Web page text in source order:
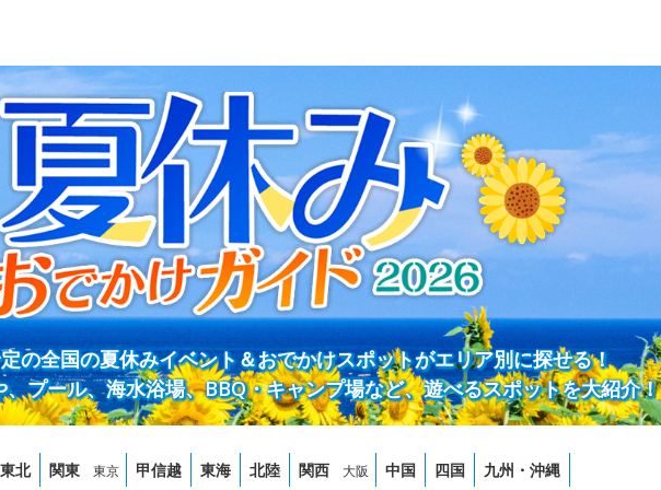
の全国の夏休みイベント＆おでかけスポットがエリア別に探せる！
プール、海水浴場、BBQ・キャンプ場など、遊べるスポットを大紹介！
東北 関東 東京 甲信越 東海 北陸 関西 大阪 中国 四国 九州・沖縄